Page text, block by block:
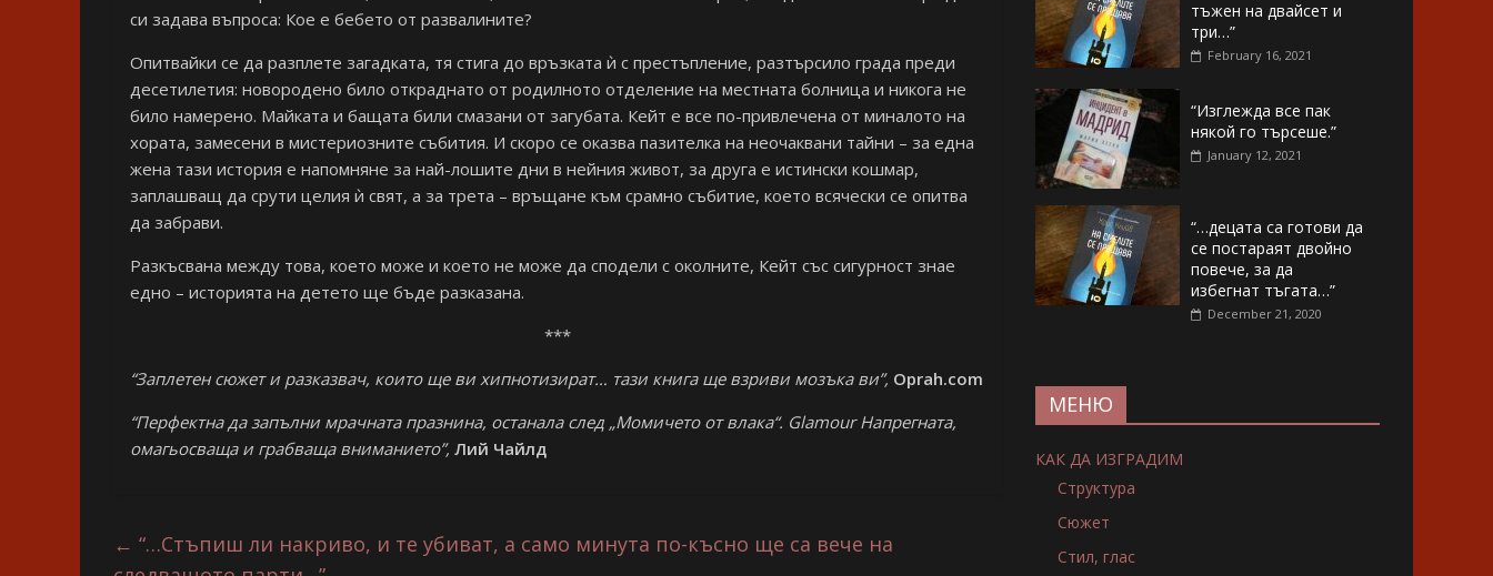
си задава въпроса: Кое е бебето от развалините?
Опитвайки се да разплете загадката, тя стига до връзката ѝ с престъпление, разтърсило града преди
десетилетия: новородено било откраднато от родилното отделение на местната болница и никога не
било намерено. Майката и бащата били смазани от загубата. Кейт е все по-привлечена от миналото на
хората, замесени в мистериозните събития. И скоро се оказва пазителка на неочаквани тайни – за една
жена тази история е напомняне за най-лошите дни в нейния живот, за друга е истински кошмар,
заплашващ да срути целия ѝ свят, а за трета – връщане към срамно събитие, което всячески се опитва
да забрави.
Разкъсвана между това, което може и което не може да сподели с околните, Кейт със сигурност знае
едно – историята на детето ще бъде разказана.
***
“Заплетен сюжет и разказвач, които ще ви хипнотизират… тази книга ще взриви мозъка ви”, Oprah.com
“Перфектна да запълни мрачната празнина, останала след „Момичето от влака“. Glamour Напрегната,
омагьосваща и грабваща вниманието”, Лий Чайлд
← “…Стъпиш ли накриво, и те убиват, а само минута по-късно ще са вече на
тъжен на двайсет и
три…”
February 16, 2021
“Изглежда все пак
някой го търсеше.”
January 12, 2021
“…децата са готови да
се постараят двойно
повече, за да
избегнат тъгата…”
December 21, 2020
МЕНЮ
КАК ДА ИЗГРАДИМ
Структура
Сюжет
Стил, глас